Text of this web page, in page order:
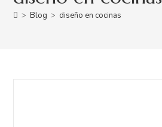
> Blog > diseño en cocinas